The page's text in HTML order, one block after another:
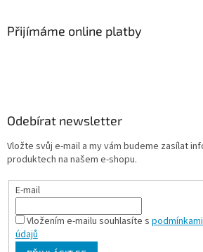
Přijímáme online platby
Odebírat newsletter
Vložte svůj e-mail a my vám budeme zasílat
produktech na našem e-shopu.
E-mail
Vložením e-mailu souhlasíte s
údajů